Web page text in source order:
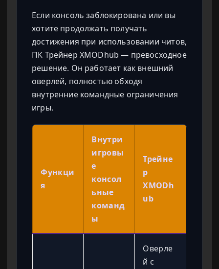
Если консоль заблокирована или вы
хотите продолжать получать
достижения при использовании читов,
ПК Трейнер XMODhub — превосходное
решение. Он работает как внешний
оверлей, полностью обходя
внутренние командные ограничения
игры.
Функци
я
Внутри
игровы
е
консол
ьные
команд
ы
Трейне
р
XMODh
ub
Оверле
й с